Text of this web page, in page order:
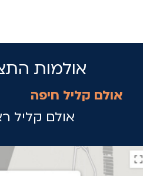
אולמות
אולם קליל חיפה
אולם קליל